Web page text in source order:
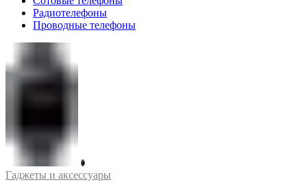
Радиотелефоны
Проводные телефоны
Гаджеты и аксессуары